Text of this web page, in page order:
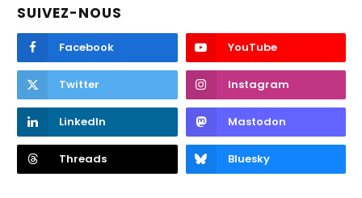
SUIVEZ-NOUS
Facebook YouTube
Twitter Instagram
LinkedIn Mastodon
Threads Bluesky